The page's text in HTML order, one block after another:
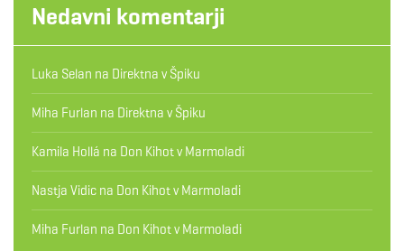
Nedavni komentarji
Luka Selan na Direktna v Špiku
Miha Furlan na Direktna v Špiku
Kamila Hollá na Don Kihot v Marmoladi
Nastja Vidic na Don Kihot v Marmoladi
Miha Furlan na Don Kihot v Marmoladi